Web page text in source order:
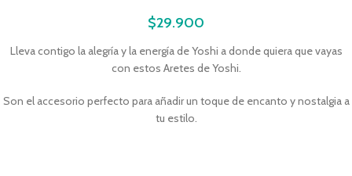
$29.900
Lleva contigo la alegría y la energía de Yoshi a donde quiera que vayas
con estos Aretes de Yoshi.
Son el accesorio perfecto para añadir un toque de encanto y nostalgia a
tu estilo.